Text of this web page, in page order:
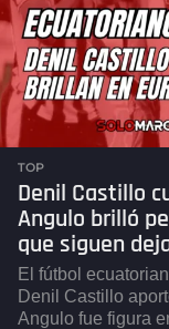
TOP
Denil Castillo
Angulo brilló
que siguen
El fútbol
Denil Castillo
Angulo fue figura